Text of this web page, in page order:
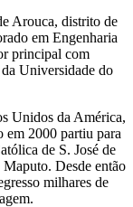
Arouca, distrito de
em Engenharia
principal com
Universidade do
Unidos da América,
em 2000 partiu para
de S. José de
Desde então
milhares de